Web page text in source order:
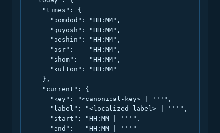
    "times": {
      "bomdod": "HH:MM",
      "quyosh": "HH:MM",
      "peshin": "HH:MM",
      "asr":    "HH:MM",
      "shom":   "HH:MM",
      "xufton": "HH:MM"
    },
    "current": {
      "key": "<canonical-key> | '''",
      "label": "<localized label> | '''",
      "start": "HH:MM | '''",
      "end":   "HH:MM | '''"